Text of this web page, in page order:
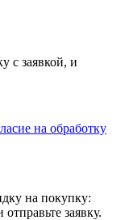
с заявкой, и
на обработку
на покупку:
заявку.